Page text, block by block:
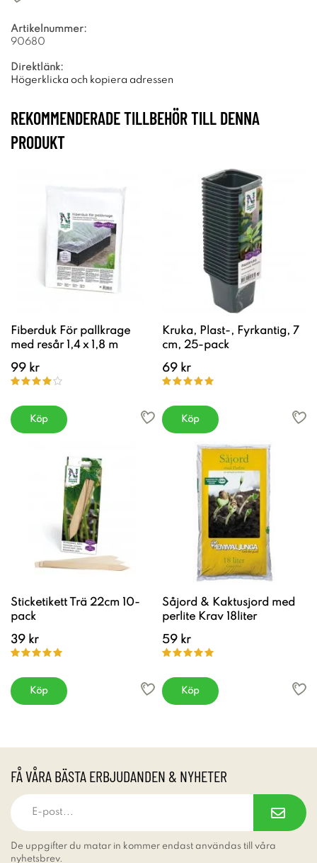
Artikelnummer:
90680
Direktlänk:
Högerklicka och kopiera adressen
REKOMMENDERADE TILLBEHÖR TILL DENNA
PRODUKT
Fiberduk För pallkrage
med resår 1,4 x 1,8 m
99 kr
Köp
Kruka, Plast-, Fyrkantig, 7
cm, 25-pack
69 kr
Köp
Sticketikett Trä 22cm 10-
pack
39 kr
Köp
Såjord & Kaktusjord med
perlite Krav 18liter
59 kr
Köp
FÅ VÅRA BÄSTA ERBJUDANDEN & NYHETER
De uppgifter du matar in kommer endast användas till våra
nyhetsbrev.